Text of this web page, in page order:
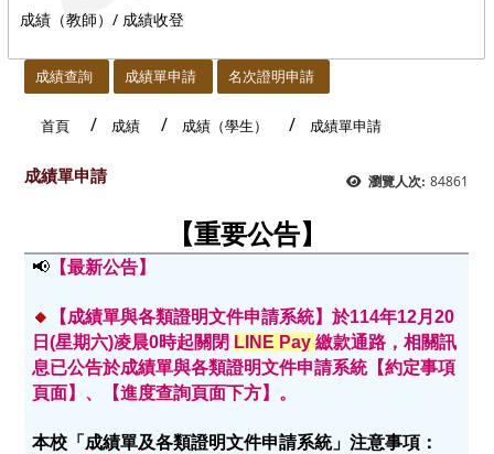
成績（教師）/ 成績收登
成績查詢 成績單申請 名次證明申請
首頁 成績 成績（學生） 成績單申請
瀏覽人次: 84861
成績單申請
【重要公告】
📢 【最新公告】
🔸
【成績單與各類證明文件申請系統】於114年12月20
日(星期六)凌晨0時起關 閉 LINE Pay 繳款通路， 相關訊
息已公告於成績單與各類證明文件申請系統【約定事項
頁面】、【進度查詢頁面下方】。
本校「成績單及各類證明文件申請系統」注意事項：